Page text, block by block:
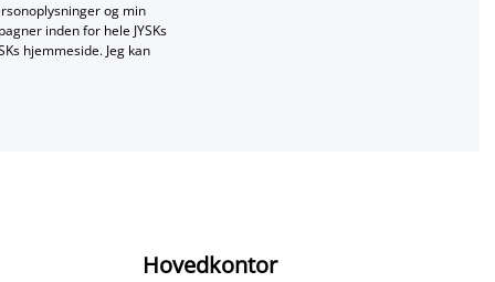
og min
inden for hele JYSKs
hjemmeside. Jeg kan
Hovedkontor